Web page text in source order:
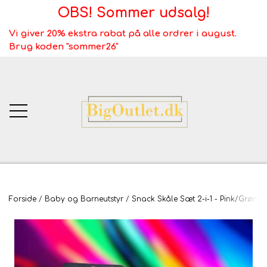
OBS! Sommer udsalg!
Vi giver 20% ekstra rabat på alle ordrer i august.
Brug koden "sommer26"
BigOutlet.dk
TÆPPER
Webshop ALT
Forside Baby og Barneutstyr Snack Skåle Sæt 2-i-1 - Pink/Grøn